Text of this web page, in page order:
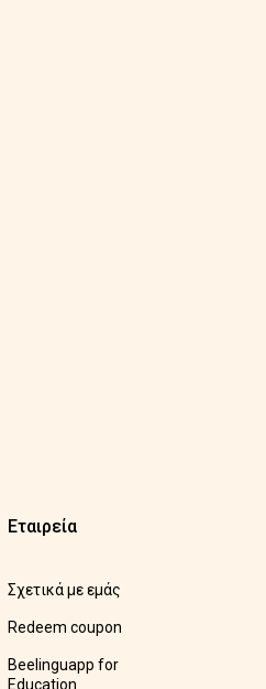
Εταιρεία
Σχετικά με εμάς
Redeem coupon
Beelinguapp for
Education